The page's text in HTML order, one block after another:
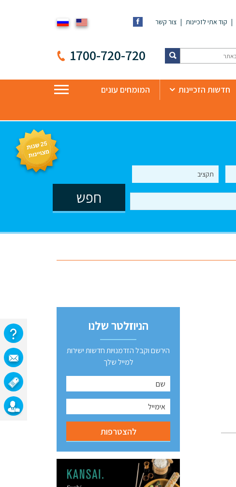
קוד אתי לזכיינות צור קשר
1700-720-720
חדשות הזכיינות
המומחים עונים
הניוזלטר שלנו
הירשם וקבל הזדמנויות חדשות ישירות
למייל שלך